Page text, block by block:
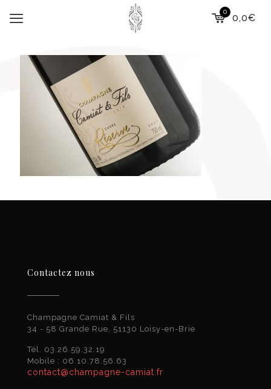
0
0,0€
Contactez nous
Champagne Camiat & Fils
34 - 58 Grande Rue, 51130 Loisy-en-Brie
Tél. 03.26.59.32.19
Mobile : 06.10.78.56.63
contact@champagne-camiat.fr